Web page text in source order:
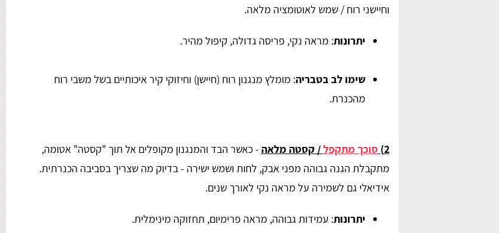
וחיישני רוח / שמש לאוטומציה מלאה.
יתרונות: מראה נקי, פריסה גדולה, קיפול מהיר.
שימו לב בטבריה: מומלץ מנגנון רוח (חיישן) וחיזוקי קיר איכותיים בשל משבי רוח
מהכנרת.
2) סוכך מתקפל/ קסטה מלאה - כאשר הבד והמנגנון מקופלים אל תוך "קסטה" אטומה,
מתקבלת הגנה גבוהה מפני אבק, לחות ושמש ישירה - בדיוק מה שצריך בסביבה הכנרתית.
אידיאלי גם לשמירה על מראה נקי לאורך שנים.
יתרונות: עמידות גבוהה, מראה פרימיום, תחזוקה מינימלית.